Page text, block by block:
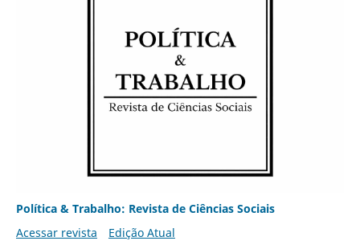
Política & Trabalho: Revista de Ciências Sociais
Acessar revista
Edição Atual